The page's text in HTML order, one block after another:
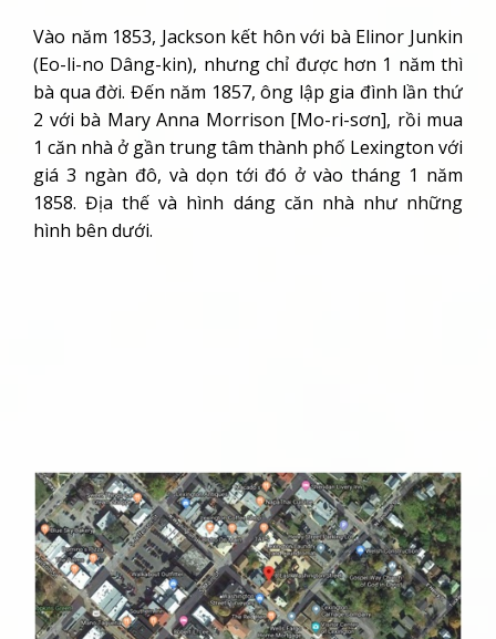
Vào năm 1853, Jackson kết hôn với bà Elinor Junkin
(Eo-li-no Dâng-kin), nhưng chỉ được hơn 1 năm thì
bà qua đời. Đến năm 1857, ông lập gia đình lần thứ
2 với bà Mary Anna Morrison [Mo-ri-sơn], rồi mua
1 căn nhà ở gần trung tâm thành phố Lexington với
giá 3 ngàn đô, và dọn tới đó ở vào tháng 1 năm
1858. Địa thế và hình dáng căn nhà như những
hình bên dưới.